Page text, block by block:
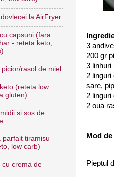
3 andive
200 gr
3 linhuri
2 linguri
sare,
2 linguri
2 oua
Mod
Pieptul
la AirFryer
capsuni (fara
- reteta keto,
rasol de miel
(reteta low
gluten)
si sos de
parfait tiramisu
low carb)
cu crema de